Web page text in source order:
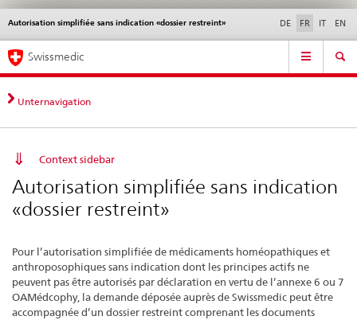
Navigation
directe:
actualités,
bases
contact
Actualités & Mises à
normes
Contact | Support &
aide
Autorisation simplifiée sans indication «dossier restreint» DE FR IT EN
Service
Navigation
Swissmedic
Unternavigation
Context sidebar
Autorisation simplifiée sans indication
«dossier restreint»
Pour l’autorisation simplifiée de médicaments homéopathiques et
anthroposophiques sans indication dont les principes actifs ne
peuvent pas être autorisés par déclaration en vertu de l’annexe 6 ou 7
OAMédcophy, la demande déposée auprès de Swissmedic peut être
accompagnée d’un dossier restreint comprenant les documents